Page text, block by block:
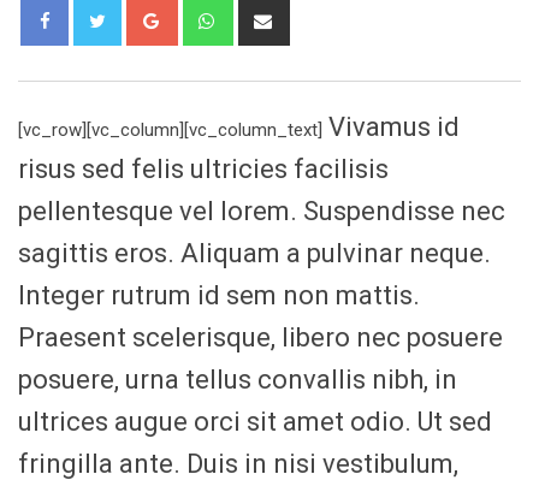
Google+ Whatsapp
[vc_row][vc_column][vc_column_text] Vivamus id
risus sed felis ultricies facilisis
pellentesque vel lorem. Suspendisse nec
sagittis eros. Aliquam a pulvinar neque.
Integer rutrum id sem non mattis.
Praesent scelerisque, libero nec posuere
posuere, urna tellus convallis nibh, in
ultrices augue orci sit amet odio. Ut sed
fringilla ante. Duis in nisi vestibulum,